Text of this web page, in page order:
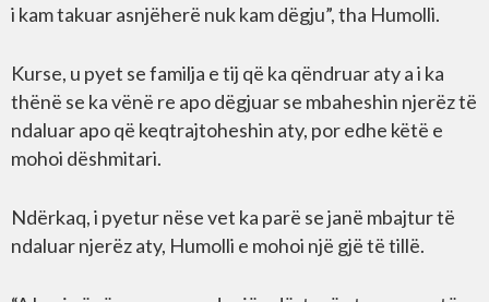
i kam takuar asnjëherë nuk kam dëgju”, tha Humolli.
Kurse, u pyet se familja e tij që ka qëndruar aty a i ka
thënë se ka vënë re apo dëgjuar se mbaheshin njerëz të
ndaluar apo që keqtrajtoheshin aty, por edhe këtë e
mohoi dëshmitari.
Ndërkaq, i pyetur nëse vet ka parë se janë mbajtur të
ndaluar njerëz aty, Humolli e mohoi një gjë të tillë.